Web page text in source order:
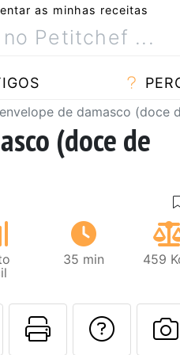
as minhas receitas
de damasco (doce
(doce de
35 min 459
Enviar esta
Imprima